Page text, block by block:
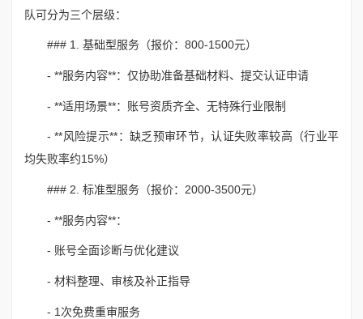
队可分为三个层级：
### 1. 基础型服务（报价：800-1500元）
- **服务内容**：仅协助准备基础材料、提交认证申请
- **适用场景**：账号资质齐全、无特殊行业限制
- **风险提示**：缺乏预审环节，认证失败率较高（行业平
均失败率约15%）
### 2. 标准型服务（报价：2000-3500元）
- **服务内容**：
- 账号全面诊断与优化建议
- 材料整理、审核及补正指导
- 1次免费重审服务